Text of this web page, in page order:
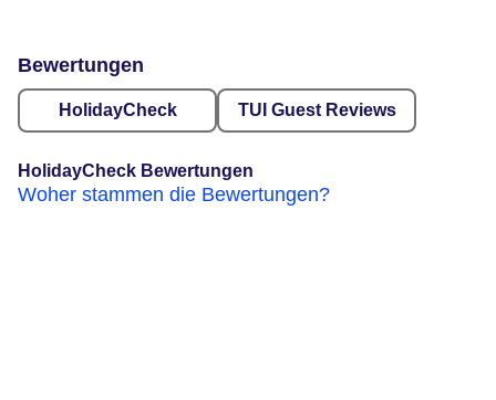
Bewertungen
HolidayCheck TUI Guest Reviews
HolidayCheck Bewertungen
Woher stammen die Bewertungen?